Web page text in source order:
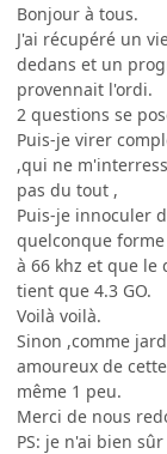
Bonjour à tous.
J'ai récupéré un
dedans et un
provennait l'ordi.
2 questions se
Puis-je virer
,qui ne
pas du tout ,
Puis-je innoculer
quelconque
à 66 khz et que
tient que 4.3 GO.
Voilà voilà.
Sinon ,comme
amoureux de
même 1 peu.
Merci de nous
PS: je n'ai bien